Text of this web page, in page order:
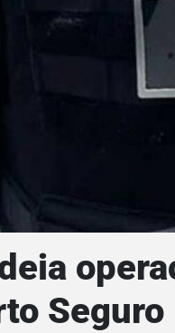
Seguro